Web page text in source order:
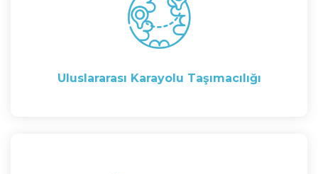
Uluslararası Karayolu Taşımacılığı